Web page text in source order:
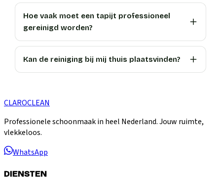
Hoe vaak moet een tapijt professioneel
gereinigd worden?
Kan de reiniging bij mij thuis plaatsvinden?
CLAROCLEAN
Professionele schoonmaak in heel Nederland. Jouw ruimte,
vlekkeloos.
WhatsApp
DIENSTEN